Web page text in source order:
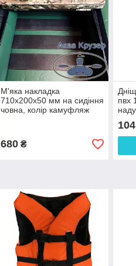
М'яка накладка
710х200х50 мм на сидіння
човна, колір камуфляж
680₴
пвх
104